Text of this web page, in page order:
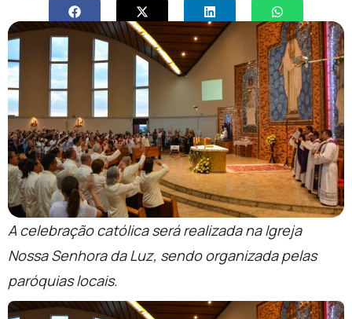
A celebração católica será realizada na Igreja
Nossa Senhora da Luz, sendo organizada pelas
paróquias locais.